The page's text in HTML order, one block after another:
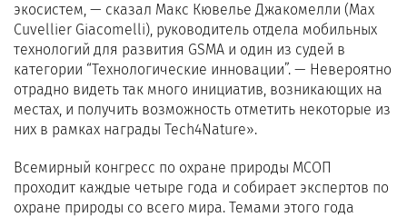
экосистем, — сказал Макс Кювелье Джакомелли (Max
Cuvellier Giacomelli), руководитель отдела мобильных
технологий для развития GSMA и один из судей в
категории “Технологические инновации”. — Невероятно
отрадно видеть так много инициатив, возникающих на
местах, и получить возможность отметить некоторые из
них в рамках награды Tech4Nature».
Всемирный конгресс по охране природы МСОП
проходит каждые четыре года и собирает экспертов по
охране природы со всего мира. Темами этого года